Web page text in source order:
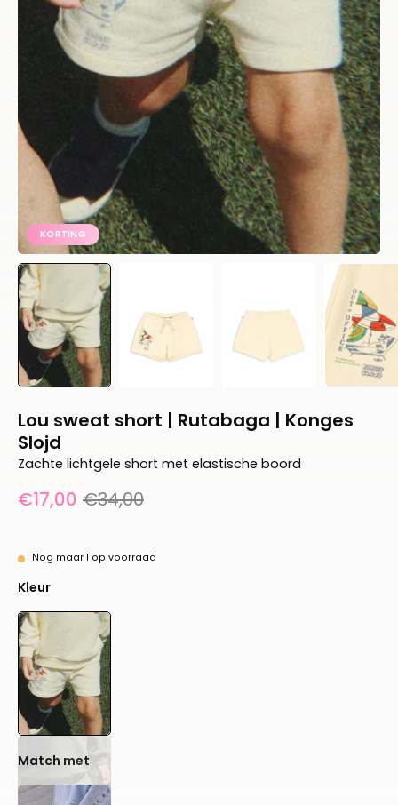
KORTING
Lou sweat short | Rutabaga | Konges
Slojd
Zachte lichtgele short met elastische boord
€17,00 €34,00
Nog maar 1 op voorraad
Kleur
Match met